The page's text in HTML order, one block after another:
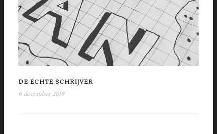
DE ECHTE SCHRIJVER
6 december 2019